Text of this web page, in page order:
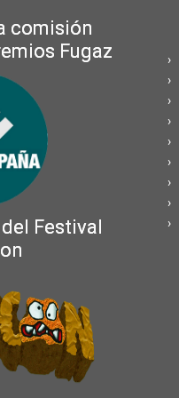
comisión
Fugaz
Festival